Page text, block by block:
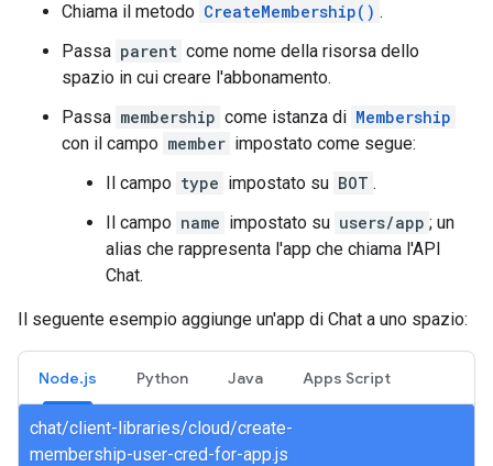
Chiama il metodo CreateMembership() .
Passa parent come nome della risorsa dello
spazio in cui creare l'abbonamento.
Passa membership come istanza di Membership
con il campo member impostato come segue:
Il campo type impostato su BOT .
Il campo name impostato su users/app ; un
alias che rappresenta l'app che chiama l'API
Chat.
Il seguente esempio aggiunge un'app di Chat a uno spazio:
Node.js Python Java Apps Script
chat/client-libraries/cloud/create-
membership-user-cred-for-app.js